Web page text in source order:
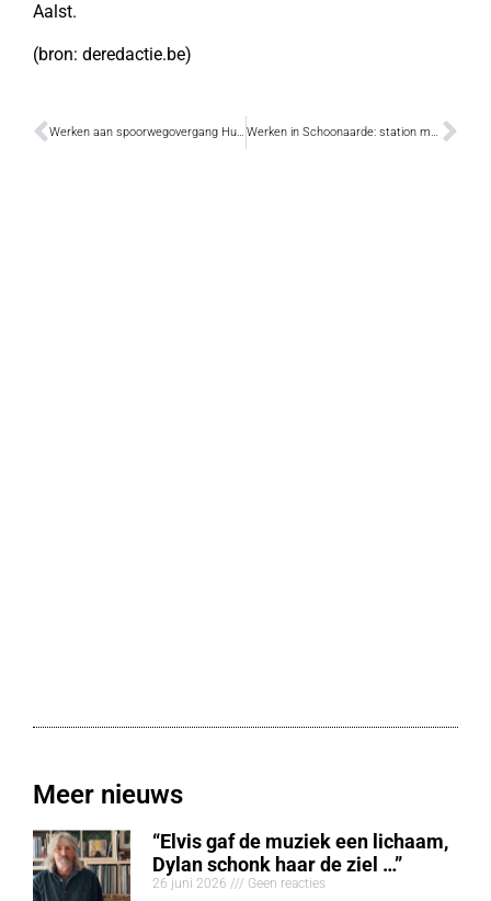
Aalst.
(bron: deredactie.be)
Werken aan spoorwegovergang Hullekenstraat vanaf 25 februari Werken in Schoonaarde: station moeilijk bereikbaar
Meer nieuws
“Elvis gaf de muziek een lichaam,
Dylan schonk haar de ziel …”
26 juni 2026 Geen reacties